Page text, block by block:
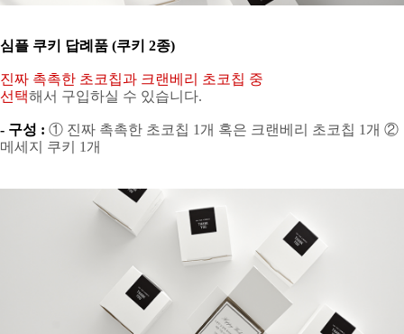
심플 쿠키 답례품 (쿠키 2종)
진짜 촉촉한 초코칩과 크랜베리 초코칩 중
선택해서 구입하실 수 있습니다.
- 구성 : ① 진짜 촉촉한 초코칩 1개 혹은 크랜베리 초코칩 1개 ②
메세지 쿠키 1개